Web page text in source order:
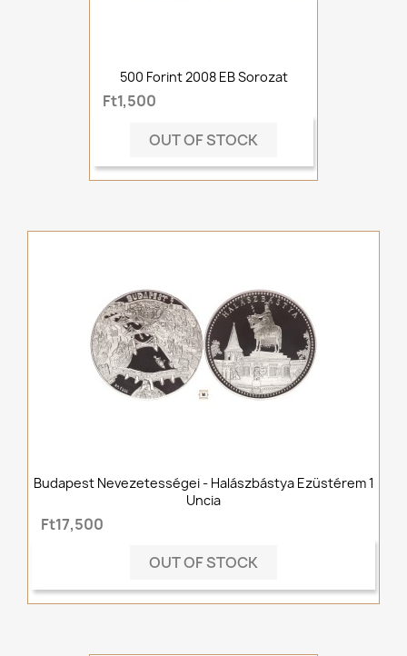
500 Forint 2008 EB Sorozat
Ft1,500
OUT OF STOCK
Budapest Nevezetességei - Halászbástya Ezüstérem 1
Uncia
Ft17,500
OUT OF STOCK